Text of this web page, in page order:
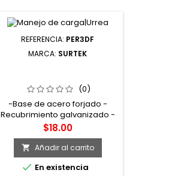
REFERENCIA: PER3DF
MARCA: SURTEK
ACERO 1/4" SURTEK
(0)
-Base de acero forjado -
Recubrimiento galvanizado -
Diseñado para trabajos
pesados
Precio
$18.00
 Añadir al carrito
 En existencia